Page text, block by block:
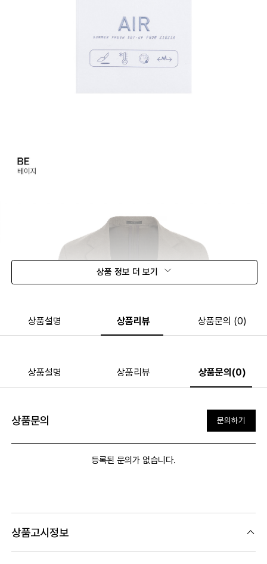
상품 정보 더 보기
상품설명 상품리뷰 상품문의 (0)
상품설명 상품리뷰 상품문의(0)
상품문의 문의하기
등록된 문의가 없습니다.
상품고시정보